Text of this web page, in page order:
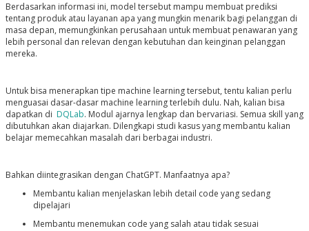
Berdasarkan informasi ini, model tersebut mampu membuat prediksi
tentang produk atau layanan apa yang mungkin menarik bagi pelanggan di
masa depan, memungkinkan perusahaan untuk membuat penawaran yang
lebih personal dan relevan dengan kebutuhan dan keinginan pelanggan
mereka.
Untuk bisa menerapkan tipe machine learning tersebut, tentu kalian perlu
menguasai dasar-dasar machine learning terlebih dulu. Nah, kalian bisa
dapatkan di DQLab. Modul ajarnya lengkap dan bervariasi. Semua skill yang
dibutuhkan akan diajarkan. Dilengkapi studi kasus yang membantu kalian
belajar memecahkan masalah dari berbagai industri.
Bahkan diintegrasikan dengan ChatGPT. Manfaatnya apa?
Membantu kalian menjelaskan lebih detail code yang sedang
dipelajari
Membantu menemukan code yang salah atau tidak sesuai